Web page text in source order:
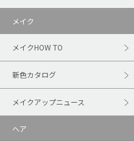
メイク
メイクHOW TO
新色カタログ
メイクアップニュース
ヘア